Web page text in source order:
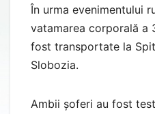
În urma evenimentului
vatamarea corporală a
fost transportate la
Slobozia.
Ambii șoferi au fost